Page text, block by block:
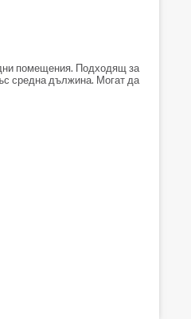
помещения. Подходящ за
средна дължина. Могат да